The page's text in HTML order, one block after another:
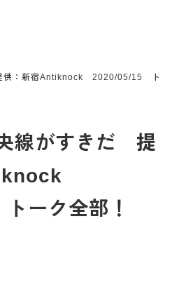
供：新宿Antiknock 2020/05/15 ト
線がすきだ 提
ーク全部！